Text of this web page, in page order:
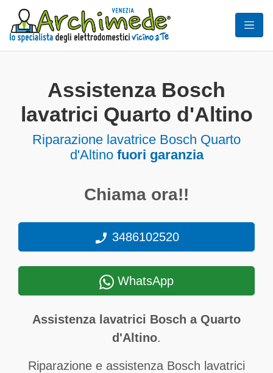
Assistenza Bosch
lavatrici Quarto d'Altino
Riparazione lavatrice Bosch Quarto
d'Altino fuori garanzia
Chiama ora!!
3486102520
WhatsApp
Assistenza lavatrici Bosch a Quarto
d'Altino.
Riparazione e assistenza Bosch lavatrici